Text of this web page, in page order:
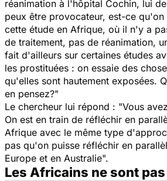
réanimation à l'hôpital Cochin, lui
peux être provocateur, est-ce
cette étude en Afrique, où il n'y a
de traitement, pas de réanimation,
fait d'ailleurs sur certaines études
les prostituées : on essaie des
qu'elles sont hautement exposées.
en pensez?"
Le chercheur lui répond : "Vous
On est en train de réfléchir en
Afrique avec le même type
pas qu'on puisse réfléchir en
Europe et en Australie".
Les Africains ne sont